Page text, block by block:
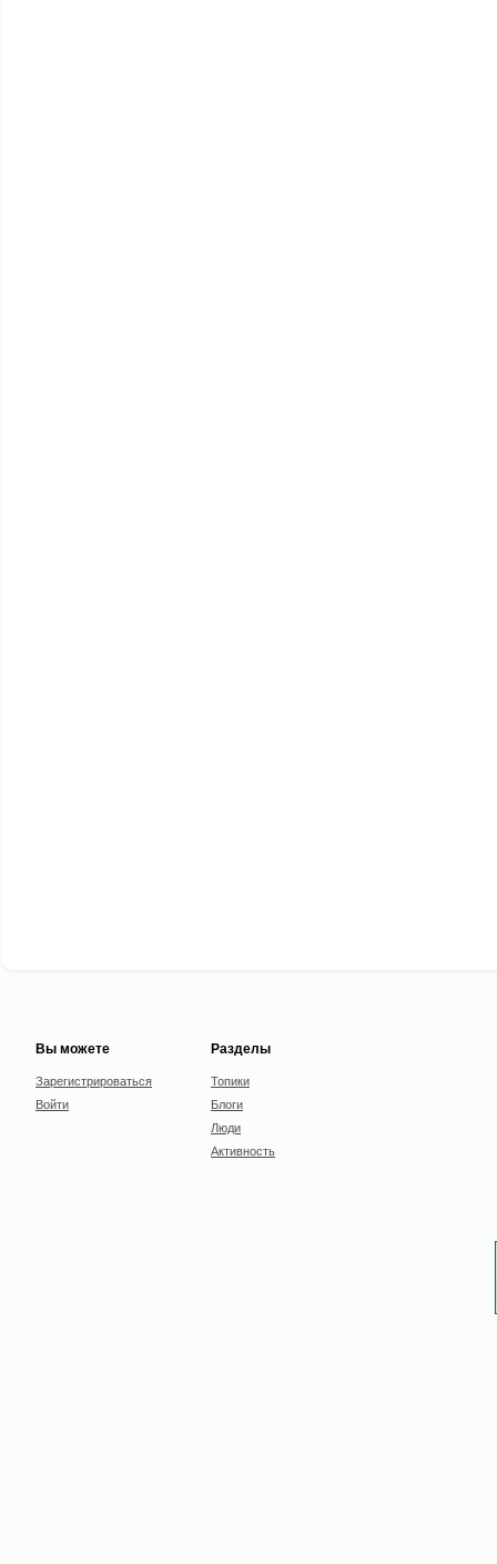
Вы можете
Зарегистрироваться
Войти
Разделы
Топики
Блоги
Люди
Активность